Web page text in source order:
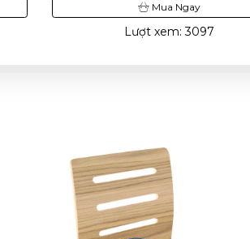
Mua Ngay
Lượt xem: 3097